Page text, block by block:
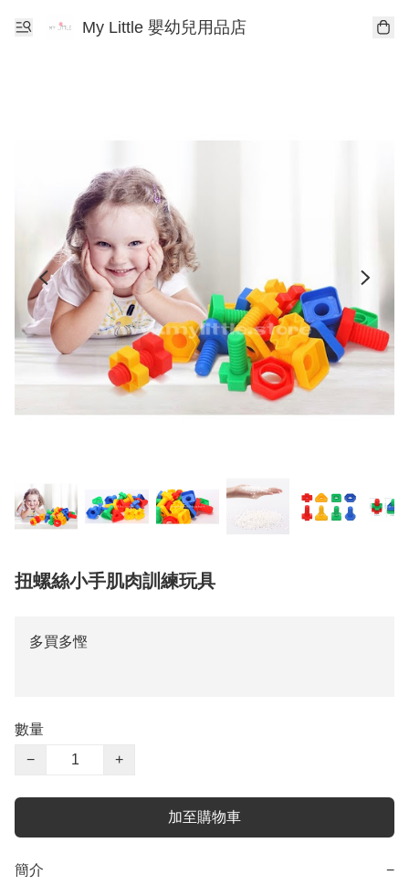
My Little 嬰幼兒用品店
扭螺絲小手肌肉訓練玩具
多買多慳
數量
−
+
加至購物車
簡介 −